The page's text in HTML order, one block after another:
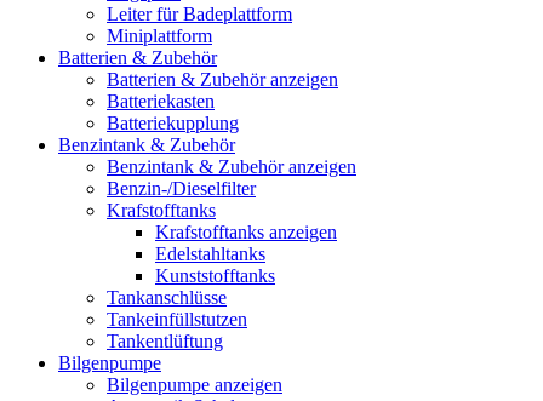
Leiter für Badeplattform
Miniplattform
Batterien & Zubehör
Batterien & Zubehör anzeigen
Batteriekasten
Batteriekupplung
Benzintank & Zubehör
Benzintank & Zubehör anzeigen
Benzin-/Dieselfilter
Krafstofftanks
Krafstofftanks anzeigen
Edelstahltanks
Kunststofftanks
Tankanschlüsse
Tankeinfüllstutzen
Tankentlüftung
Bilgenpumpe
Bilgenpumpe anzeigen